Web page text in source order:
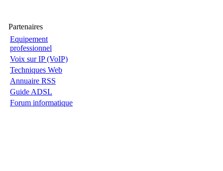
Partenaires
Equipement
professionnel
Voix sur IP (VoIP)
Techniques Web
Annuaire RSS
Guide ADSL
Forum informatique